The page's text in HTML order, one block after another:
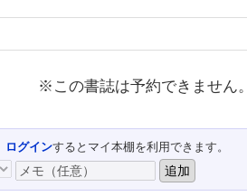
※この書誌は予約できません。
ログインするとマイ本棚を利用できます。